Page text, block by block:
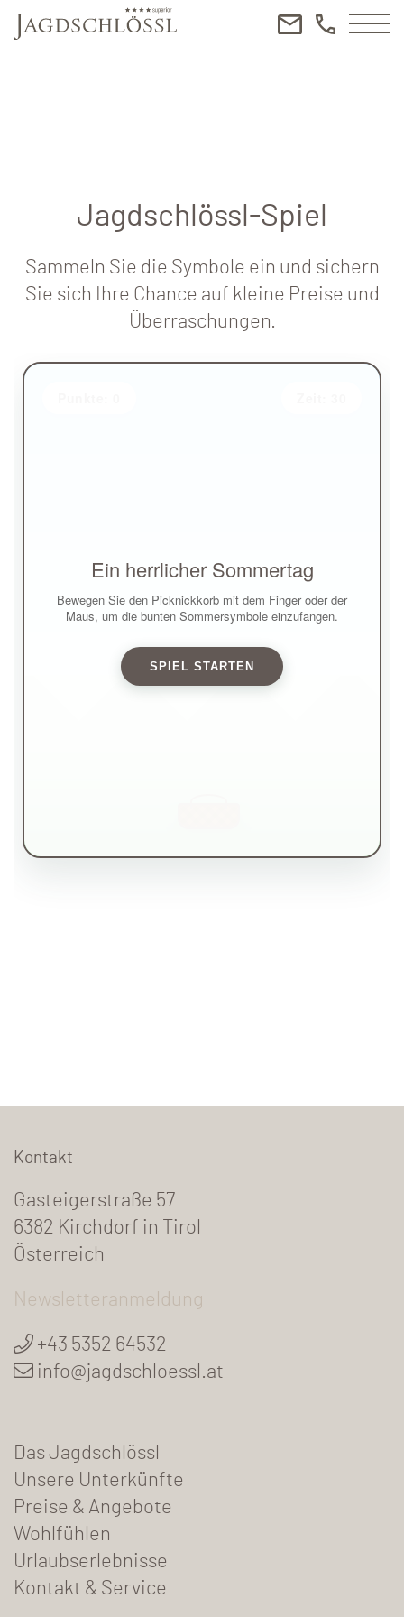
Jagdschlössl-Spiel
Sammeln Sie die Symbole ein und sichern
Sie sich Ihre Chance auf kleine Preise und
Überraschungen.
Kontakt
Gasteigerstraße 57
6382 Kirchdorf in Tirol
Österreich
Newsletteranmeldung
+43 5352 64532
info@jagdschloessl.at
Das Jagdschlössl
Unsere Unterkünfte
Preise & Angebote
Wohlfühlen
Urlaubserlebnisse
Kontakt & Service